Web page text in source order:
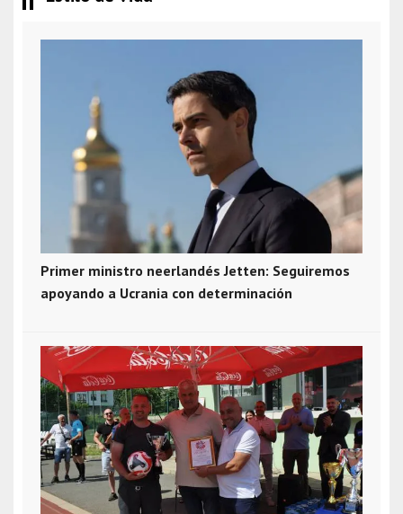
Primer ministro neerlandés Jetten: Seguiremos
apoyando a Ucrania con determinación